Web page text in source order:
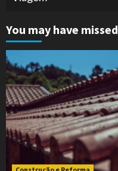
You may have missed